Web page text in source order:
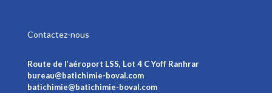
Contactez-nous
Route de l’aéroport LSS, Lot 4 C Yoff Ranhrar
bureau@batichimie-boval.com
batichimie@batichimie-boval.com